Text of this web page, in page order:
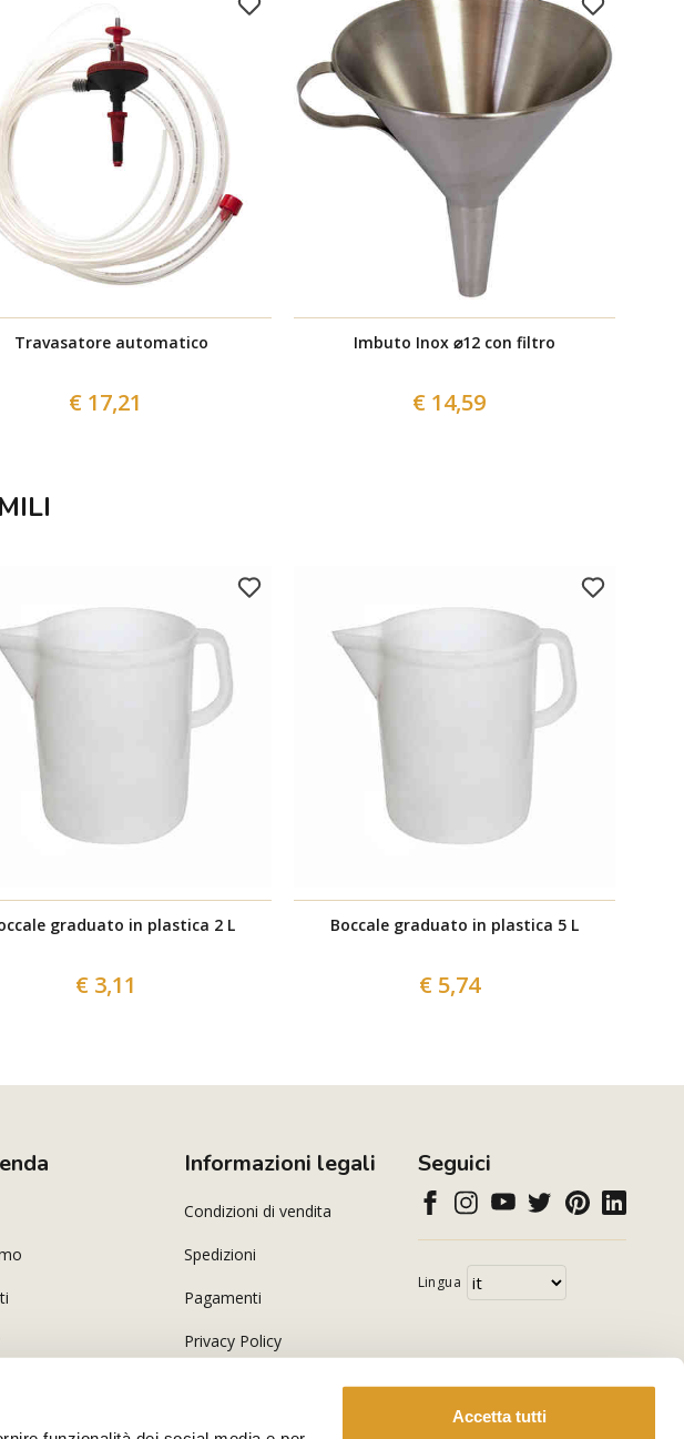
Accetta tutti
Travasatore automatico
€ 17,21
Imbuto Inox ⌀12 con filtro
€ 14,59
graduato in plastica 2 L
€ 3,11
Boccale graduato in plastica 5 L
€ 5,74
Informazioni legali
Condizioni di vendita
Spedizioni
Pagamenti
Privacy Policy
Seguici
Lingua